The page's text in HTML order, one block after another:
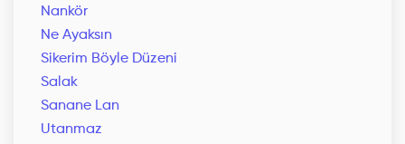
Nankör
Ne Ayaksın
Sikerim Böyle Düzeni
Salak
Sanane Lan
Utanmaz